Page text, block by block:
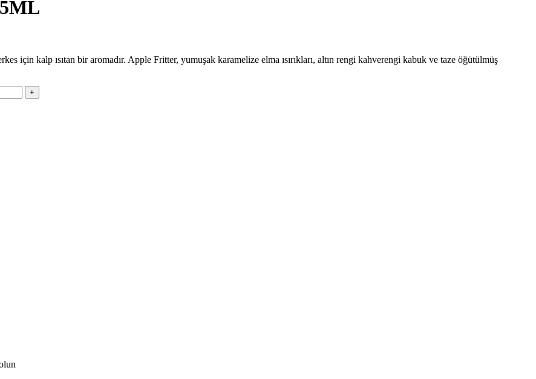
için kalp ısıtan bir aromadır. Apple Fritter, yumuşak karamelize elma ısırıkları, altın rengi kahverengi kabuk ve taze öğütülmüş